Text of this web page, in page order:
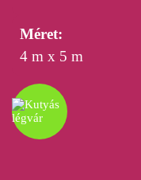
Méret:
4 m x 5 m